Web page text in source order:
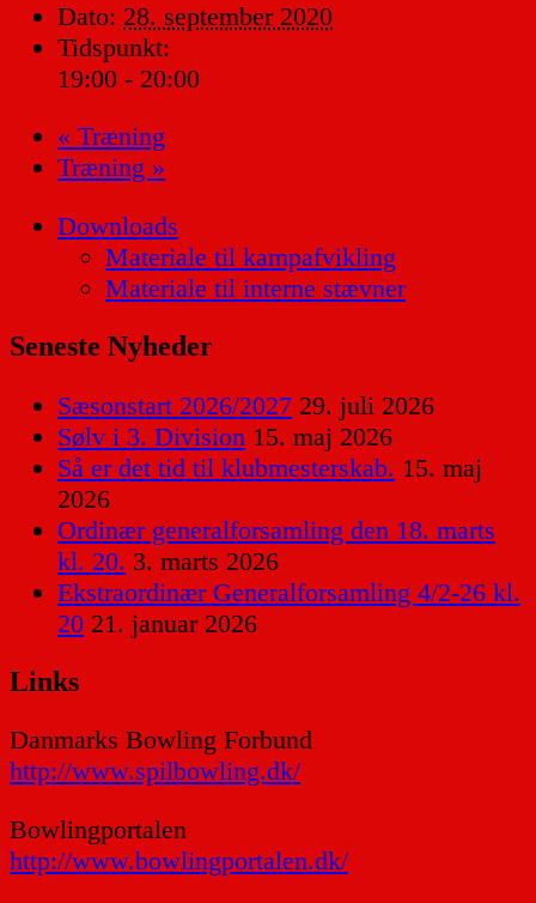
Dato: 28. september 2020
Tidspunkt:
19:00 - 20:00
« Træning
Træning »
Downloads
Materiale til kampafvikling
Materiale til interne stævner
Seneste Nyheder
Sæsonstart 2026/2027 29. juli 2026
Sølv i 3. Division 15. maj 2026
Så er det tid til klubmesterskab. 15. maj
2026
Ordinær generalforsamling den 18. marts
kl. 20. 3. marts 2026
Ekstraordinær Generalforsamling 4/2-26 kl.
20 21. januar 2026
Links
Danmarks Bowling Forbund
http://www.spilbowling.dk/
Bowlingportalen
http://www.bowlingportalen.dk/